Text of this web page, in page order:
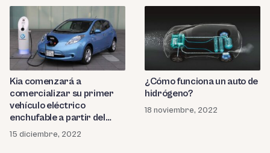
Kia comenzará a
comercializar su primer
vehículo eléctrico
enchufable a partir del
segundo semestre de
15 diciembre, 2022
¿Cómo funciona un auto de
hidrógeno?
18 noviembre, 2022